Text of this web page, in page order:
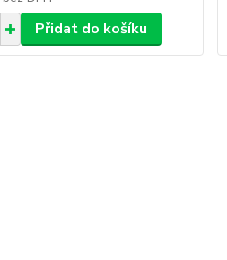
Přidat do košíku